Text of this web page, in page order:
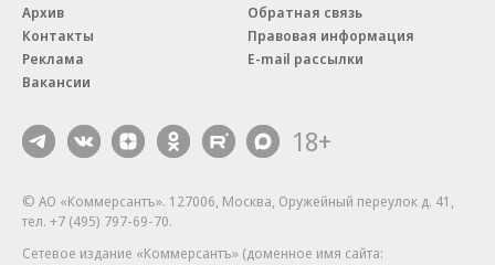
Архив
Контакты
Реклама
Вакансии
Обратная связь
Правовая информация
E-mail рассылки
18+
© АО «Коммерсантъ». 127006, Москва, Оружейный переулок д. 41,
тел. +7 (495) 797-69-70.
Сетевое издание «Коммерсантъ» (доменное имя сайта: